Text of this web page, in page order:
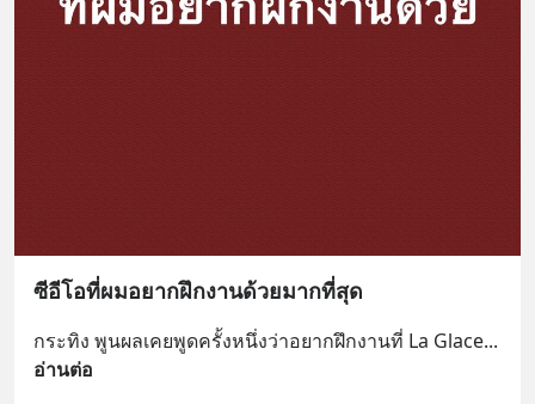
ซีอีโอที่ผมอยากฝึกงานด้วยมากที่สุด
กระทิง พูนผลเคยพูดครั้งหนึ่งว่าอยากฝึกงานที่ La Glace
อ่านต่อ